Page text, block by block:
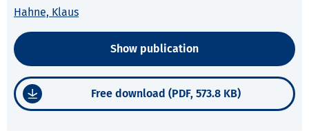
Hahne, Klaus
Show publication
Free download (PDF, 573.8 KB)